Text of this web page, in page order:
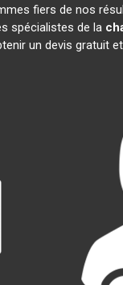
fiers de nos
spécialistes de la
un devis gratuit